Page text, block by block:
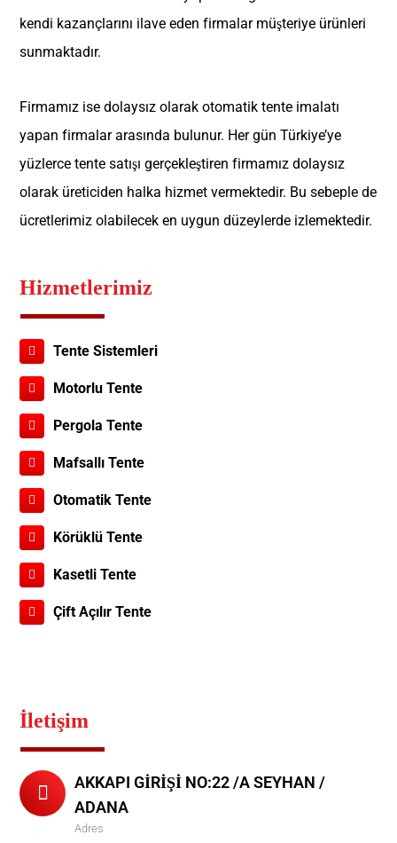
kendi kazançlarını ilave eden firmalar müşteriye ürünleri
sunmaktadır.
Firmamız ise dolaysız olarak otomatik tente imalatı
yapan firmalar arasında bulunur. Her gün Türkiye’ye
yüzlerce tente satışı gerçekleştiren firmamız dolaysız
olarak üreticiden halka hizmet vermektedir. Bu sebeple de
ücretlerimiz olabilecek en uygun düzeylerde izlemektedir.
Hizmetlerimiz
Tente Sistemleri
Motorlu Tente
Pergola Tente
Mafsallı Tente
Otomatik Tente
Körüklü Tente
Kasetli Tente
Çift Açılır Tente
İletişim
AKKAPI GİRİŞİ NO:22 /A SEYHAN /
ADANA
Adres